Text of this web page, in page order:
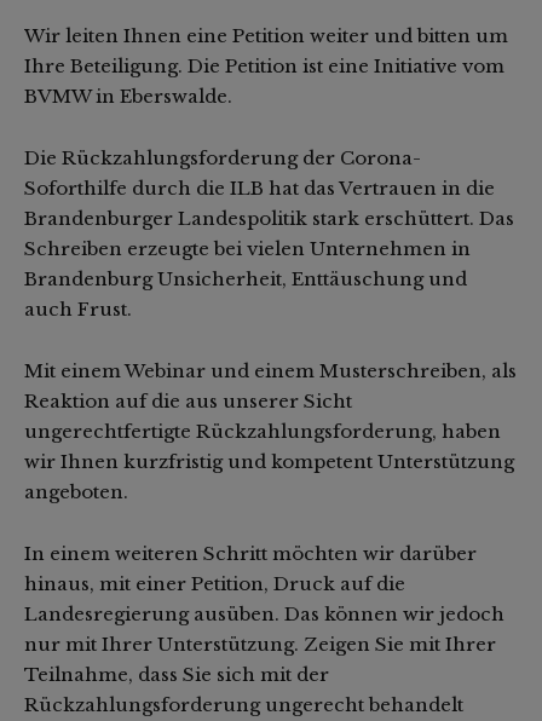
Wir leiten Ihnen eine Petition weiter und bitten um
Ihre Beteiligung. Die Petition ist eine Initiative vom
BVMW in Eberswalde.
Die Rückzahlungsforderung der Corona-
Soforthilfe durch die ILB hat das Vertrauen in die
Brandenburger Landespolitik stark erschüttert. Das
Schreiben erzeugte bei vielen Unternehmen in
Brandenburg Unsicherheit, Enttäuschung und
auch Frust.
Mit einem Webinar und einem Musterschreiben, als
Reaktion auf die aus unserer Sicht
ungerechtfertigte Rückzahlungsforderung, haben
wir Ihnen kurzfristig und kompetent Unterstützung
angeboten.
In einem weiteren Schritt möchten wir darüber
hinaus, mit einer Petition, Druck auf die
Landesregierung ausüben. Das können wir jedoch
nur mit Ihrer Unterstützung. Zeigen Sie mit Ihrer
Teilnahme, dass Sie sich mit der
Rückzahlungsforderung ungerecht behandelt